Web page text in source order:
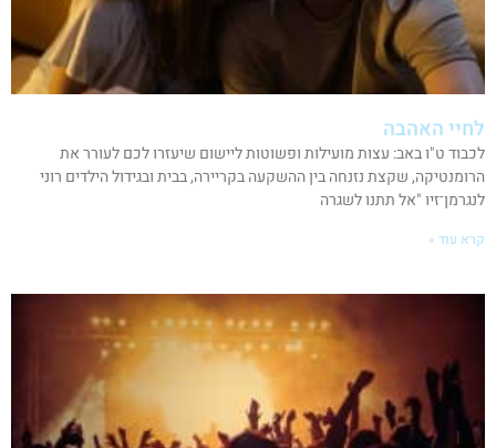
לחיי האהבה
לכבוד ט"ו באב: עצות מועילות ופשוטות ליישום שיעזרו לכם לעורר את
הרומנטיקה, שקצת נזנחה בין ההשקעה בקריירה, בבית ובגידול הילדים רוני
לנגרמן־זיו "אל תתנו לשגרה
קרא עוד »